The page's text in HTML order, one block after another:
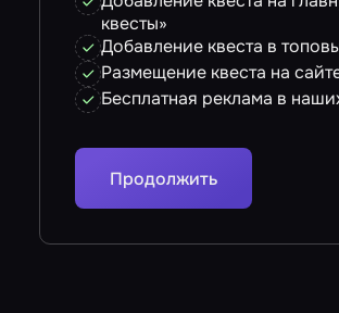
квесты»
Добавление квеста в
Размещение квеста на
Бесплатная реклама в
Продолжить